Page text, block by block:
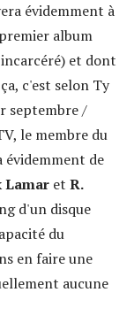
évidemment à
album
et dont
c'est selon Ty
septembre /
le membre du
évidemment de
Lamar et R.
d'un disque
du
en faire une
aucune